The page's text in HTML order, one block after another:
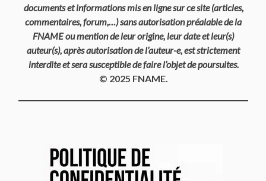
documents et informations mis en ligne sur ce site (articles,
commentaires, forum,…) sans autorisation préalable de la
FNAME ou mention de leur origine, leur date et leur(s)
auteur(s), après autorisation de l’auteur-e, est strictement
interdite et sera susceptible de faire l’objet de poursuites.
© 2025 FNAME.